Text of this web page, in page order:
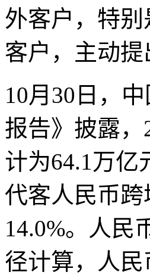
外客户，特
客户，主动
10月30日，
报告》披露
计为64.1万亿
代客人民币
14.0%。人民
径计算，人